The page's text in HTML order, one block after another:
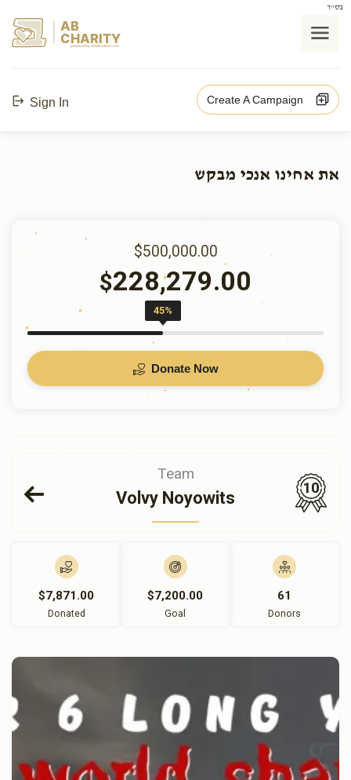
בס"ד
AB
CHARITY
powerd by ahblicklive.com
Sign In Create A Campaign
את אחינו אנכי מבקש
$500,000.00
$228,279.00
45%
Donate Now
Team
Volvy Noyowits
10
$7,871.00
Donated
$7,200.00
Goal
61
Donors